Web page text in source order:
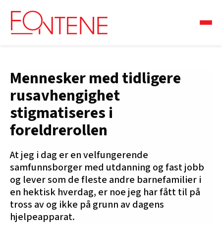
Mennesker med tidligere
rusavhengighet
stigmatiseres i
foreldrerollen
At jeg i dag er en velfungerende
samfunnsborger med utdanning og fast jobb
og lever som de fleste andre barnefamilier i
en hektisk hverdag, er noe jeg har fått til på
tross av og ikke på grunn av dagens
hjelpeapparat.